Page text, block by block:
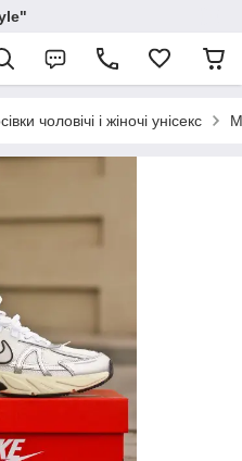
чоловічі і жіночі унісекс